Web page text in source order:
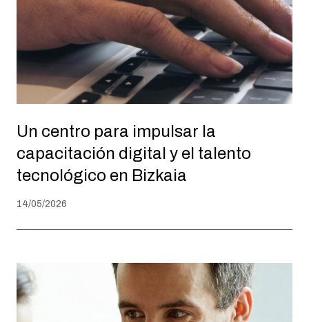
Un centro para impulsar la
capacitación digital y el talento
tecnológico en Bizkaia
14/05/2026